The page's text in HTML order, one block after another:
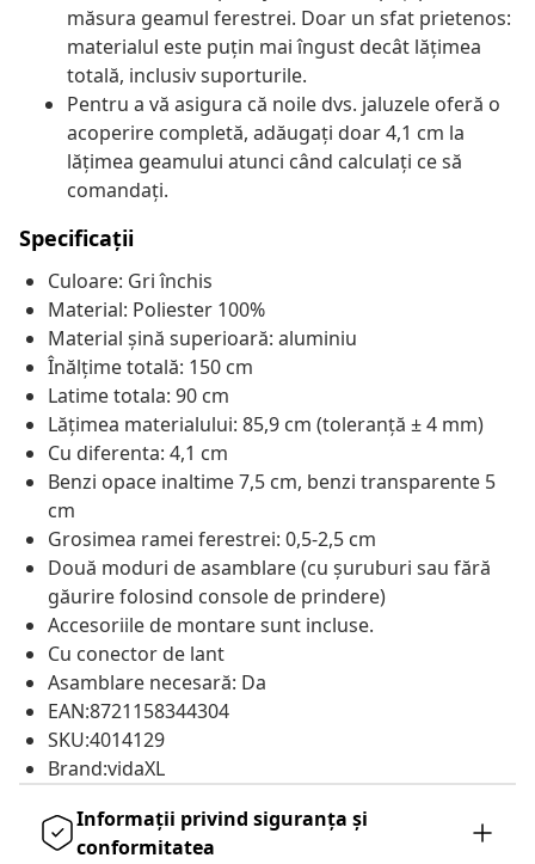
măsura geamul ferestrei. Doar un sfat prietenos:
materialul este puțin mai îngust decât lățimea
totală, inclusiv suporturile.
Pentru a vă asigura că noile dvs. jaluzele oferă o
acoperire completă, adăugați doar 4,1 cm la
lățimea geamului atunci când calculați ce să
comandați.
Specificații
Culoare: Gri închis
Material: Poliester 100%
Material șină superioară: aluminiu
Înălțime totală: 150 cm
Latime totala: 90 cm
Lățimea materialului: 85,9 cm (toleranță ± 4 mm)
Cu diferenta: 4,1 cm
Benzi opace inaltime 7,5 cm, benzi transparente 5
cm
Grosimea ramei ferestrei: 0,5-2,5 cm
Două moduri de asamblare (cu șuruburi sau fără
găurire folosind console de prindere)
Accesoriile de montare sunt incluse.
Cu conector de lant
Asamblare necesară: Da
EAN:8721158344304
SKU:4014129
Brand:vidaXL
Informații privind siguranța și
conformitatea